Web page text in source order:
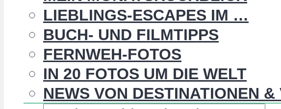
LIEBLINGS-ESCAPES IM …
BUCH- UND FILMTIPPS
FERNWEH-FOTOS
IN 20 FOTOS UM DIE WELT
NEWS VON DESTINATIONEN